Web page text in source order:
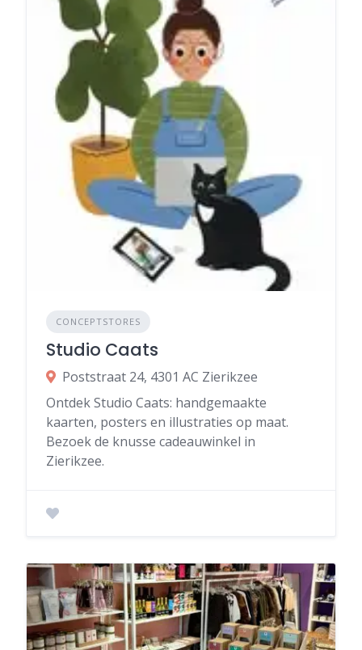
CONCEPTSTORES
Studio Caats
Poststraat 24, 4301 AC Zierikzee
Ontdek Studio Caats: handgemaakte
kaarten, posters en illustraties op maat.
Bezoek de knusse cadeauwinkel in
Zierikzee.